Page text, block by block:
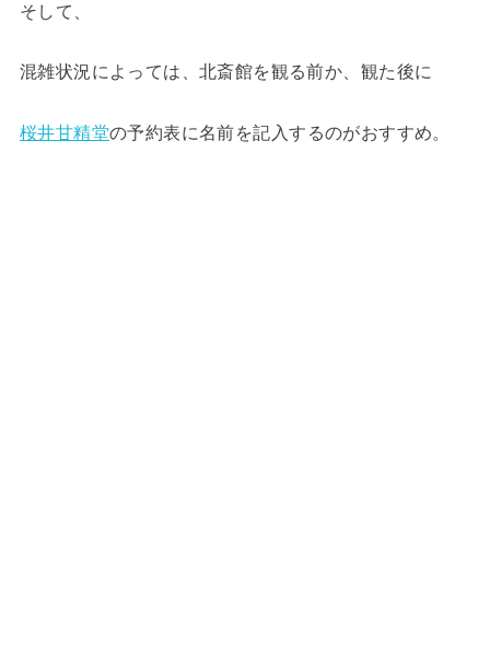
そして、
混雑状況によっては、北斎館を観る前か、観た後に
桜井甘精堂の予約表に名前を記入するのがおすすめ。